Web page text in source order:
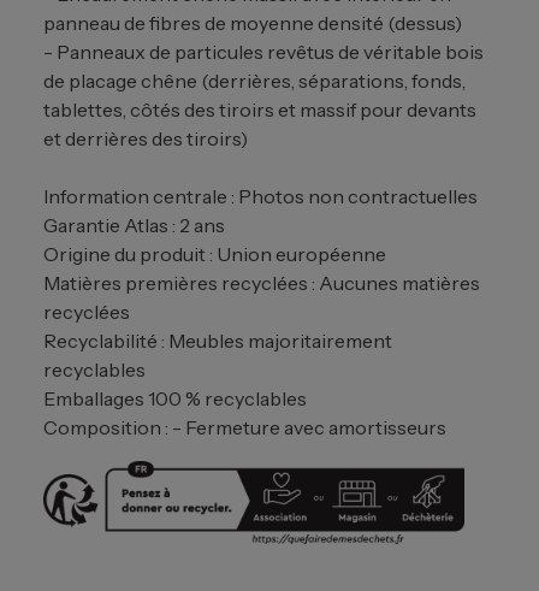
panneau de fibres de moyenne densité (dessus)
- Panneaux de particules revêtus de véritable bois
de placage chêne (derrières, séparations, fonds,
tablettes, côtés des tiroirs et massif pour devants
et derrières des tiroirs)
Information centrale : Photos non contractuelles
Garantie Atlas : 2 ans
Origine du produit : Union européenne
Matières premières recyclées : Aucunes matières
recyclées
Recyclabilité : Meubles majoritairement
recyclables
Emballages 100 % recyclables
Composition : - Fermeture avec amortisseurs